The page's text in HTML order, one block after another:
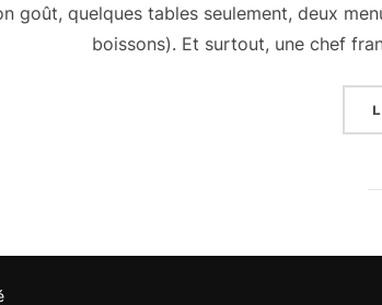
goût, quelques tables seulement, deux
boissons). Et surtout, une chef